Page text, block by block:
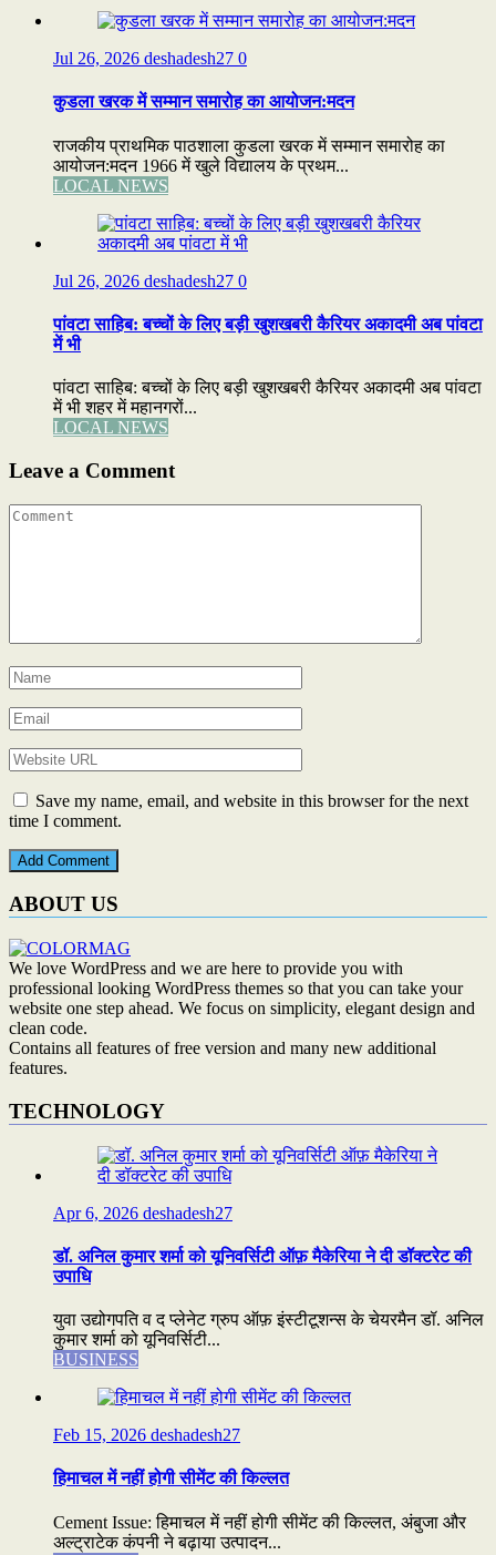
Jul 26, 2026 deshadesh27 0
कुडला खरक में सम्मान समारोह का आयोजन:मदन
राजकीय प्राथमिक पाठशाला कुडला खरक में सम्मान समारोह का
आयोजन:मदन 1966 में खुले विद्यालय के प्रथम...
LOCAL NEWS
Jul 26, 2026 deshadesh27 0
पांवटा साहिब: बच्चों के लिए बड़ी खुशखबरी कैरियर अकादमी अब पांवटा
में भी
पांवटा साहिब: बच्चों के लिए बड़ी खुशखबरी कैरियर अकादमी अब पांवटा
में भी शहर में महानगरों...
LOCAL NEWS
Leave a Comment
Save my name, email, and website in this browser for the next
time I comment.
ABOUT US
We love WordPress and we are here to provide you with
professional looking WordPress themes so that you can take your
website one step ahead. We focus on simplicity, elegant design and
clean code.
Contains all features of free version and many new additional
features.
TECHNOLOGY
Apr 6, 2026 deshadesh27
डॉ. अनिल कुमार शर्मा को यूनिवर्सिटी ऑफ़ मैकेरिया ने दी डॉक्टरेट की
उपाधि
युवा उद्योगपति व द प्लेनेट ग्रुप ऑफ़ इंस्टीटूशन्स के चेयरमैन डॉ. अनिल
कुमार शर्मा को यूनिवर्सिटी...
BUSINESS
Feb 15, 2026 deshadesh27
हिमाचल में नहीं होगी सीमेंट की किल्लत
Cement Issue: हिमाचल में नहीं होगी सीमेंट की किल्लत, अंबुजा और
अल्ट्राटेक कंपनी ने बढ़ाया उत्पादन...